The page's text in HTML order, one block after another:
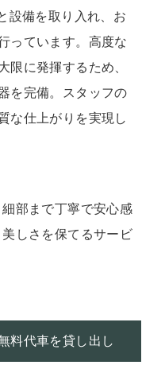
設備を取り入れ、お
っています。高度な
限に発揮するため、
を完備。スタッフの
な仕上がりを実現し
部まで丁寧で安心感
しさを保てるサービ
料代車を貸し出し